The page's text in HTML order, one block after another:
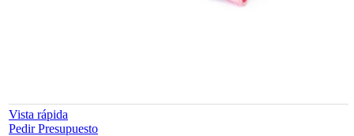
Vista rápida
Pedir Presupuesto